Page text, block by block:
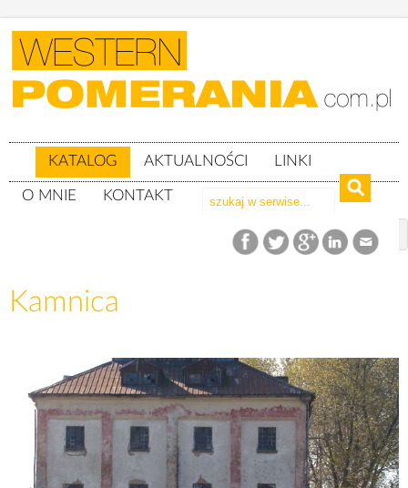
KATALOG AKTUALNOŚCI LINKI
O MNIE KONTAKT
woj. pomorskie
Kamnica